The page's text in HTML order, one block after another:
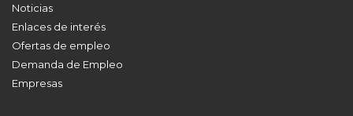
Noticias
Enlaces de interés
Ofertas de empleo
Demanda de Empleo
Empresas